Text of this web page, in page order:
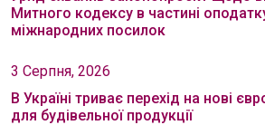
Митного кодексу в частині
міжнародних посилок
3 Серпня, 2026
В Україні триває перехід на нові
для будівельної продукції